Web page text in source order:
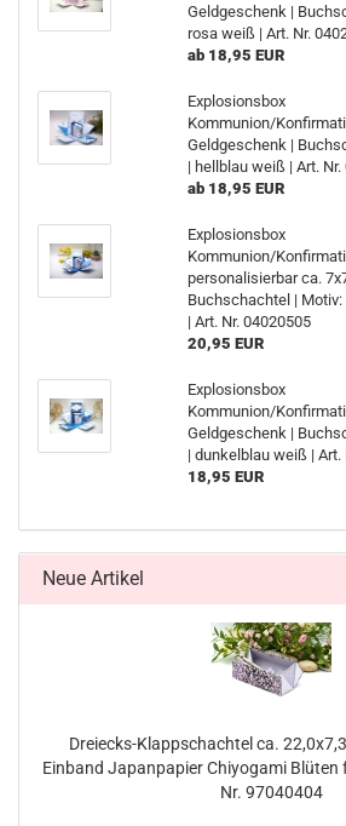
Geldgeschenk |
rosa weiß | Art. Nr.
ab 18,95 EUR
Explosionsbox
Kommunion/
Geldgeschenk |
| hellblau weiß | Art.
ab 18,95 EUR
Explosionsbox
Kommunion/
personalisierbar ca.
Buchschachtel |
| Art. Nr. 04020505
20,95 EUR
Explosionsbox
Kommunion/
Geldgeschenk |
| dunkelblau weiß | Art.
18,95 EUR
Neue Artikel
Dreiecks-Klappschachtel ca.
Einband Japanpapier Chiyogami Blüten
Nr. 97040404